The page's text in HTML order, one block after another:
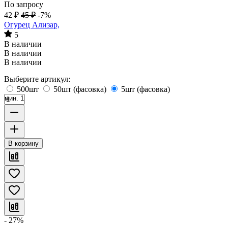
По запросу
42 ₽ 45 ₽ -7%
Огурец Ализар,
5
В наличии
В наличии
В наличии
Выберите артикул:
500шт
50шт (фасовка) 5шт (фасовка)
мин. 1
В корзину
- 27%